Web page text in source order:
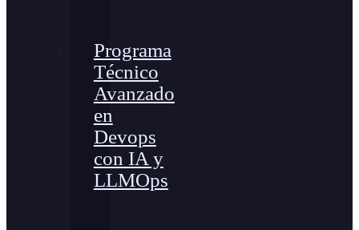
Programa
Técnico
Avanzado
en
Devops
con IA y
LLMOps